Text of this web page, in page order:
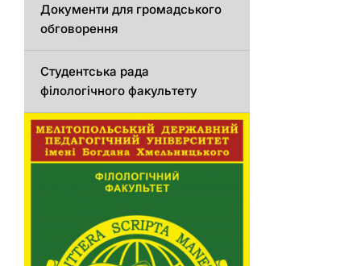
Документи для громадського
обговорення
Студентська рада
філологічного факультету